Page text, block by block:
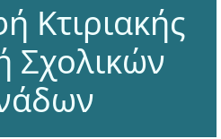
Κτιριακής
Σχολικών